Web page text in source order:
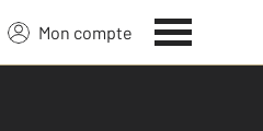
Mon compte